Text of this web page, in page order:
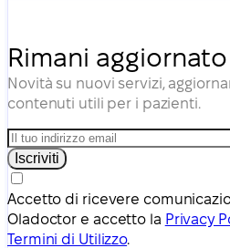
Rimani
Novità su nuovi servizi,
contenuti utili per i pazienti.
Iscriviti
Accetto di ricevere
Oladoctor e accetto la Privacy
Termini di Utilizzo.